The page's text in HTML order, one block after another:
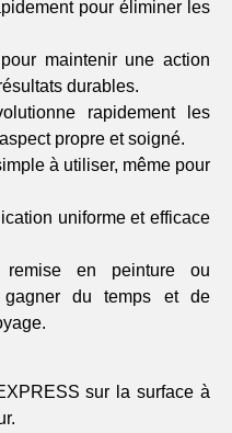
pour éliminer les
maintenir une action
durables.
rapidement les
propre et soigné.
à utiliser, même pour
uniforme et efficace
en peinture ou
gagner du temps et de
sur la surface à